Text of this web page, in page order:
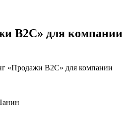
В2С» для компании
«Продажи В2С» для компании